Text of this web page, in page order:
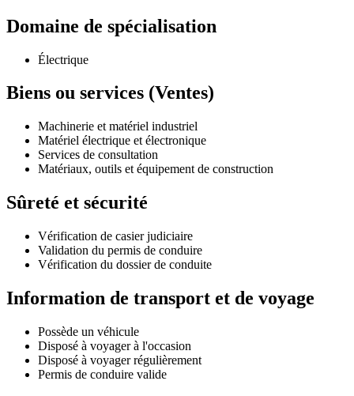
Domaine de spécialisation
Électrique
Biens ou services (Ventes)
Machinerie et matériel industriel
Matériel électrique et électronique
Services de consultation
Matériaux, outils et équipement de construction
Sûreté et sécurité
Vérification de casier judiciaire
Validation du permis de conduire
Vérification du dossier de conduite
Information de transport et de voyage
Possède un véhicule
Disposé à voyager à l'occasion
Disposé à voyager régulièrement
Permis de conduire valide